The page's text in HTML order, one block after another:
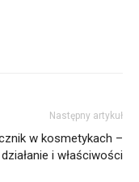
Następny artykuł
w kosmetykach –
działanie i właściwości